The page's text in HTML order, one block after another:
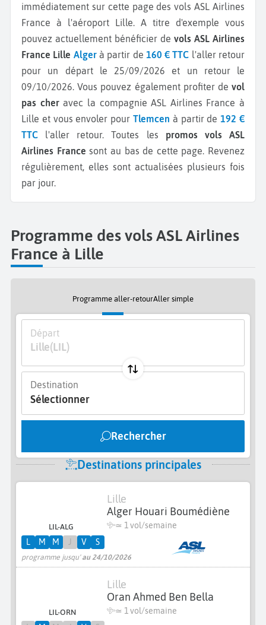
immédiatement sur cette page des vols ASL Airlines
France à l'aéroport Lille. A titre d'exemple vous
pouvez actuellement bénéficier de vols ASL Airlines
France Lille Alger à partir de 160 € TTC l'aller retour
pour un départ le 25/09/2026 et un retour le
09/10/2026.Vous pouvez également profiter devol
pas cheravec la compagnie ASL Airlines France à
Lille et vous envoler pour Tlemcen à partir de192 €
TTC l'aller retour.Toutes les promos vols ASL
Airlines France sont au bas de cette page. Revenez
régulièrement, elles sont actualisées plusieurs fois
par jour.
Programme des vols ASL Airlines
France à Lille
Programme aller-retourAller simple
Départ
Lille(LIL)
Destination
Sélectionner
Rechercher
Destinations principales
LIL-ALG
Lille
Alger Houari Boumédiène
≃ 1 vol/semaine
programme jusqu'au 24/10/2026
L M M V S
LIL-ORN
Lille
Oran Ahmed Ben Bella
≃ 1 vol/semaine